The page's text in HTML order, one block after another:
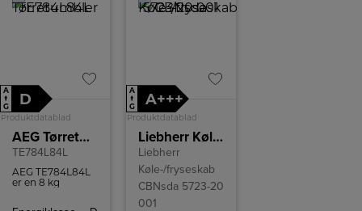
A
↑
G
D
Produktdatablad
AEG Tørretumbler
TE784L84L
AEG TE784L84L
er en 8 kg
A
↑
G
A+++
Produktdatablad
Liebherr Køle-/fryseskab CBNsda 5723-20 001
Liebherr
Køle-/fryseskab
CBNsda 5723-20
001